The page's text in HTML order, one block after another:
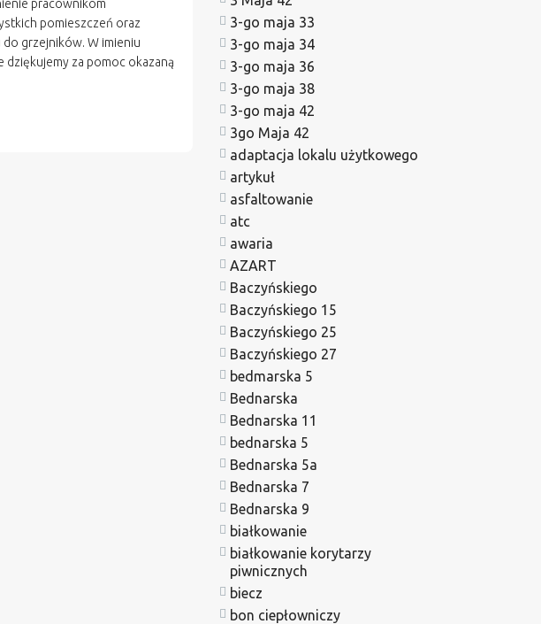
pracownikom
pomieszczeń oraz
grzejników. W imieniu
za pomoc okazaną
3-go maja 33
3-go maja 34
3-go maja 36
3-go maja 38
3-go maja 42
3go Maja 42
adaptacja lokalu użytkowego
artykuł
asfaltowanie
atc
awaria
AZART
Baczyńskiego
Baczyńskiego 15
Baczyńskiego 25
Baczyńskiego 27
bedmarska 5
Bednarska
Bednarska 11
bednarska 5
Bednarska 5a
Bednarska 7
Bednarska 9
białkowanie
białkowanie korytarzy
piwnicznych
biecz
bon ciepłowniczy